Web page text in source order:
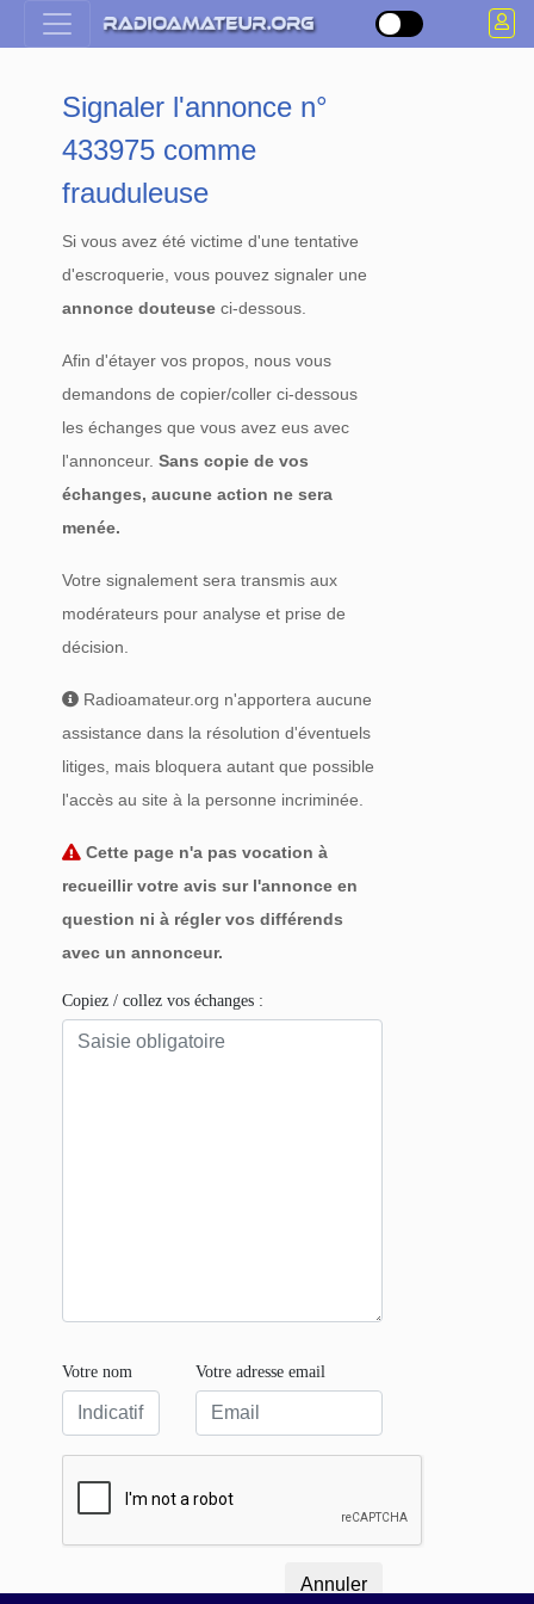
Signaler l'annonce n°
433975 comme
frauduleuse
Si vous avez été victime d'une tentative
d'escroquerie, vous pouvez signaler une
annonce douteuse ci-dessous.
Afin d'étayer vos propos, nous vous
demandons de copier/coller ci-dessous
les échanges que vous avez eus avec
l'annonceur.Sans copie de vos
échanges, aucune action ne sera
menée.
Votre signalement sera transmis aux
modérateurs pour analyse et prise de
décision.
Radioamateur.org n'apportera aucune
assistance dans la résolution d'éventuels
litiges, mais bloquera autant que possible
l'accès au site à la personne incriminée.
Cette page n'a pas vocation à
recueillir votre avis sur l'annonce en
question ni à régler vos différends
avec un annonceur.
Copiez / collez vos échanges :
Votre nom Votre adresse email